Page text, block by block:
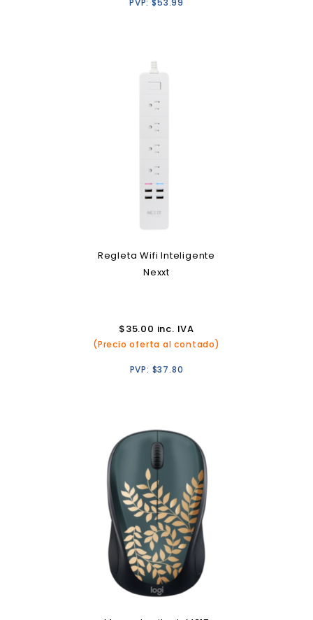
PVP:$53.99
Regleta Wifi Inteligente
Nexxt
$35.00 inc. IVA
(Precio oferta al contado)
PVP: $37.80